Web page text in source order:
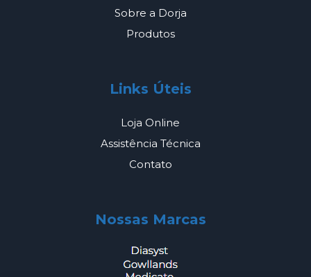
Sobre a Dorja
Produtos
Links Úteis
Loja Online
Assistência Técnica
Contato
Nossas Marcas